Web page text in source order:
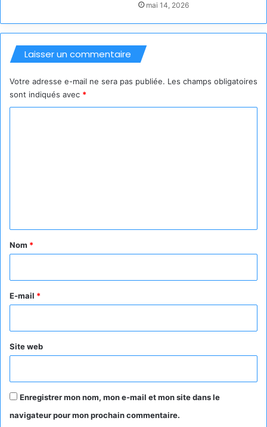
mai 14, 2026
Laisser un commentaire
Votre adresse e-mail ne sera pas publiée. Les champs obligatoires
sont indiqués avec *
a
e
Nom *
E-mail *
Site web
Enregistrer mon nom, mon e-mail et mon site dans le
navigateur pour mon prochain commentaire.